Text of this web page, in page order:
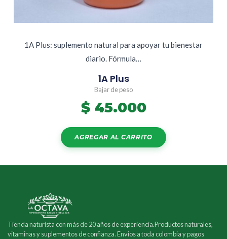
1A Plus: suplemento natural para apoyar tu bienestar
diario. Fórmula…
1A Plus
Bajar de peso
$45.000
AGREGAR AL CARRITO
Tienda naturista con más de 20 años de experiencia.Productos naturales,
vitaminas y suplementos de confianza. Envios a toda colombia y pagos